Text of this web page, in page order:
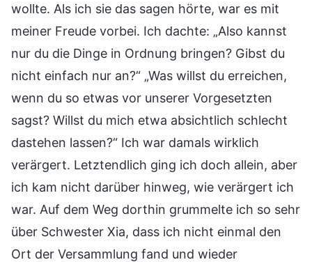
wollte. Als ich sie das sagen hörte, war es mit
meiner Freude vorbei. Ich dachte: „Also kannst
nur du die Dinge in Ordnung bringen? Gibst du
nicht einfach nur an?“ „Was willst du erreichen,
wenn du so etwas vor unserer Vorgesetzten
sagst? Willst du mich etwa absichtlich schlecht
dastehen lassen?“ Ich war damals wirklich
verärgert. Letztendlich ging ich doch allein, aber
ich kam nicht darüber hinweg, wie verärgert ich
war. Auf dem Weg dorthin grummelte ich so sehr
über Schwester Xia, dass ich nicht einmal den
Ort der Versammlung fand und wieder